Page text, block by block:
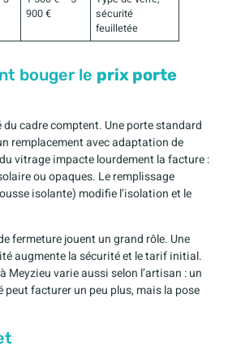
900 €
sécurité
feuilletée
bouger le prix porte
cadre comptent. Une porte standard
remplacement avec adaptation de
vitrage impacte lourdement la facture :
ou opaques. Le remplissage
isolante) modifie l’isolation et le
fermeture jouent un grand rôle. Une
augmente la sécurité et le tarif initial.
Meyzieu varie aussi selon l’artisan : un
facturer un peu plus, mais la pose